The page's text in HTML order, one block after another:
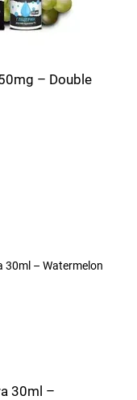
– Double
30ml –